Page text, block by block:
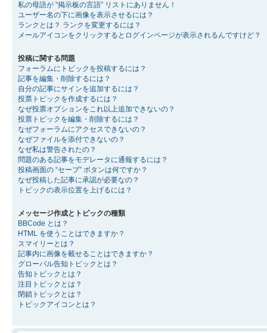
私の母語が “掲示板の言語” リストにありません！
ユーザー名の下に画像を表示させるには？
ランクとは？ ランクを変更するには？
メールアイコンをクリックするとログインページが表示されるんですけど？
投稿に関する問題
フォーラムにトピックを投稿するには？
記事を編集・削除するには？
自分の記事にサインを追加するには？
投票トピックを作成するには？
なぜ投票オプションをこれ以上追加できないの？
投票トピックを編集・削除するには？
なぜフォーラムにアクセスできないの？
なぜファイルを添付できないの？
なぜ私は警告されたの？
問題のある記事をモデレータに通報するには？
投稿画面の “セーブ” ボタンは何ですか？
なぜ投稿した記事に承認が必要なの？
トピックの表示位置を上げるには？
メッセージ作成とトピックの種類
BBCode とは？
HTML を使うことはできますか？
スマイリーとは？
記事内に画像を載せることはできますか？
グローバル告知トピックとは？
告知トピックとは？
注目トピックとは？
閉鎖トピックとは？
トピックアイコンとは？